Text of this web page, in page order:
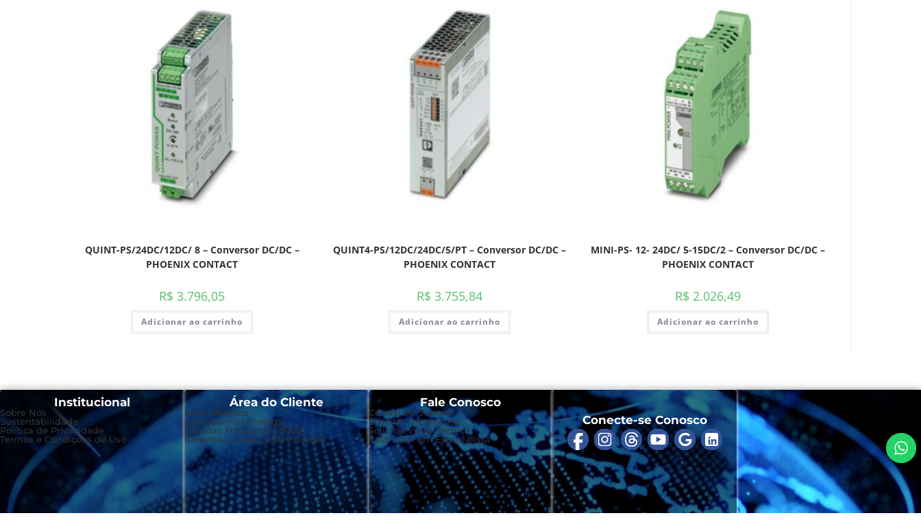
QUINT-PS/24DC/12DC/ 8 – Conversor DC/DC –
PHOENIX CONTACT
R$ 3.796,05
Adicionar ao carrinho
QUINT4-PS/12DC/24DC/5/PT – Conversor DC/DC –
PHOENIX CONTACT
R$ 3.755,84
Adicionar ao carrinho
MINI-PS- 12- 24DC/ 5-15DC/2 – Conversor DC/DC –
PHOENIX CONTACT
R$ 2.026,49
Adicionar ao carrinho
Institucional
Sobre Nós
Sustentabilidade
Política de Privacidade
Termos e Condições de Uso
Área do Cliente
Meus Pedidos
Acompanhar Entrega
Dúvidas Frequentes (FAQ)
Garantias, Trocas e Devoluções
Fale Conosco
Central de Suporte
Solicitar Orçamento
Solicitar Visita Técnica
Falar com um Especialista
Conecte-se Conosco